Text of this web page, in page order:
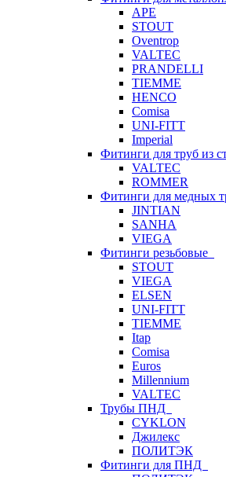
APE
STOUT
Oventrop
VALTEC
PRANDELLI
TIEMME
HENCO
Comisa
UNI-FITT
Imperial
Фитинги для труб из
VALTEC
ROMMER
Фитинги для медных
JINTIAN
SANHA
VIEGA
Фитинги резьбовые
STOUT
VIEGA
ELSEN
UNI-FITT
TIEMME
Itap
Comisa
Euros
Millennium
VALTEC
Трубы ПНД
CYKLON
Джилекс
ПОЛИТЭК
Фитинги для ПНД